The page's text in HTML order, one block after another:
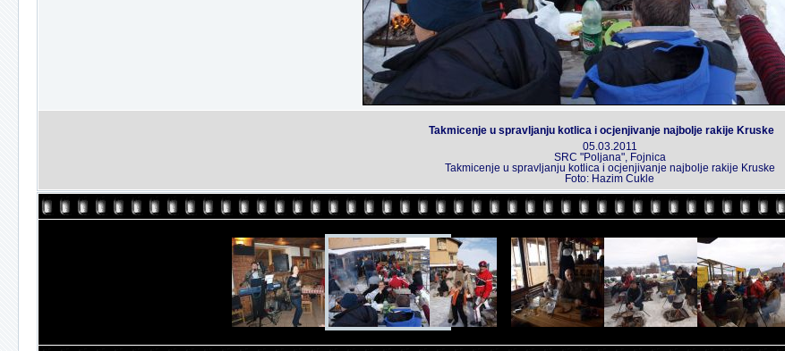
Takmicenje u spravljanju kotlica i ocjenjivanje najbolje rakije Kruske
05.03.2011
SRC "Poljana", Fojnica
Takmicenje u spravljanju kotlica i ocjenjivanje najbolje rakije Kruske
Foto: Hazim Cukle